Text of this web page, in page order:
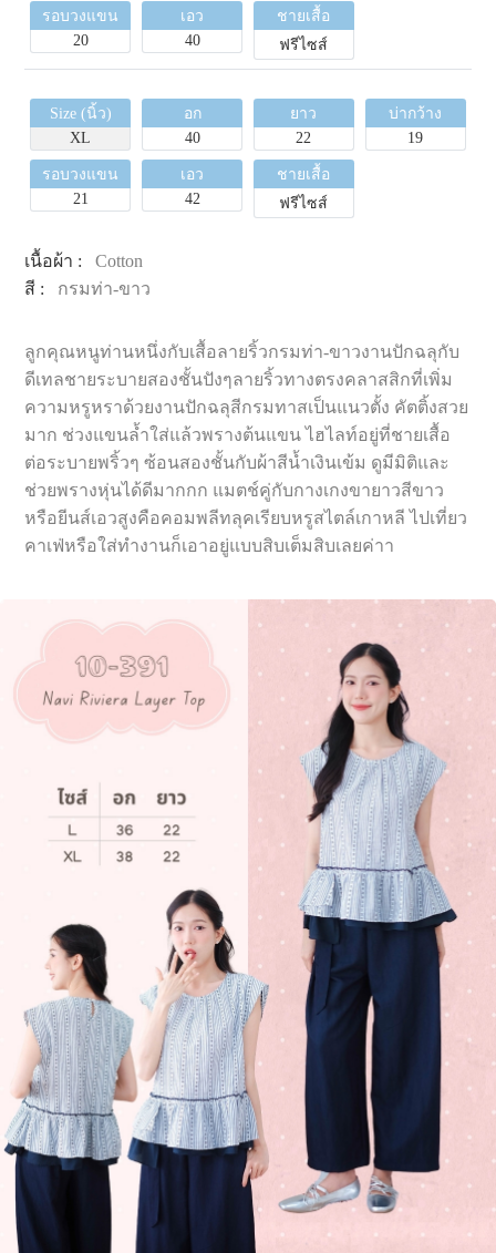
รอบวงแขน
20
เอว
40
ชายเสื้อ
ฟรีไซส์
Size (นิ้ว)
XL
อก
40
ยาว
22
บ่ากว้าง
19
รอบวงแขน
21
เอว
42
ชายเสื้อ
ฟรีไซส์
เนื้อผ้า :Cotton
สี : กรมท่า-ขาว
ลูกคุณหนูท่านหนึ่งกับเสื้อลายริ้วกรมท่า-ขาวงานปักฉลุกับ
ดีเทลชายระบายสองชั้นปังๆลายริ้วทางตรงคลาสสิกที่เพิ่ม
ความหรูหราด้วยงานปักฉลุสีกรมทาสเป็นแนวตั้ง คัตติ้งสวย
มาก ช่วงแขนล้ำใส่แล้วพรางต้นแขน ไฮไลท์อยู่ที่ชายเสื้อ
ต่อระบายพริ้วๆ ซ้อนสองชั้นกับผ้าสีน้ำเงินเข้ม ดูมีมิติและ
ช่วยพรางหุ่นได้ดีมากกก แมตช์คู่กับกางเกงขายาวสีขาว
หรือยีนส์เอวสูงคือคอมพลีทลุคเรียบหรูสไตล์เกาหลี ไปเที่ยว
คาเฟ่หรือใส่ทำงานก็เอาอยู่แบบสิบเต็มสิบเลยค่าา